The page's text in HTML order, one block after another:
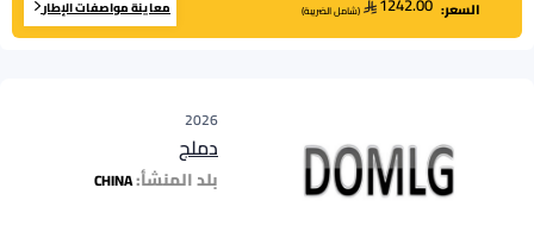
السعر: (شامل الضريبة) معاينة مواصفات الإطار
2026
دملج
بلد المنشأ:CHINA